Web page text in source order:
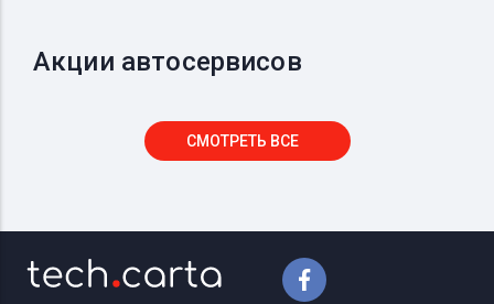
Акции автосервисов
СМОТРЕТЬ ВСЕ